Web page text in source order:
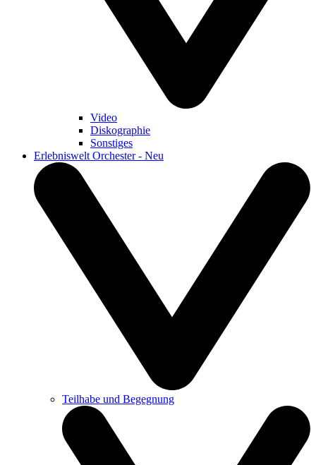
Video
Diskographie
Sonstiges
Erlebniswelt Orchester - Neu
Teilhabe und Begegnung